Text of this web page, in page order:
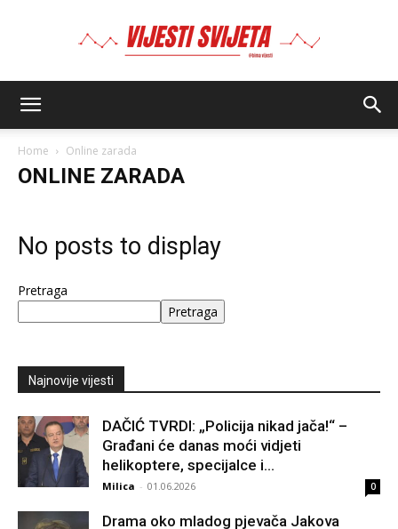
Home Online zarada
ONLINE ZARADA
No posts to display
Pretraga
Pretraga
Najnovije vijesti
DAČIĆ TVRDI: „Policija nikad jača!“ –
Građani će danas moći vidjeti
helikoptere, specijalce i...
Milica - 01.06.2026 0
Drama oko mladog pjevača Jakova